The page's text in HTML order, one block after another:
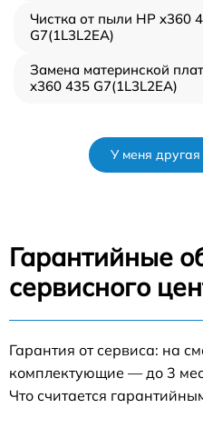
Чистка от пыли HP x360
G7(1L3L2EA)
Замена материнской
x360 435 G7(1L3L2EA)
У меня другая
Гарантийные
сервисного
Гарантия от сервиса: на
комплектующие — до 3
Что считается